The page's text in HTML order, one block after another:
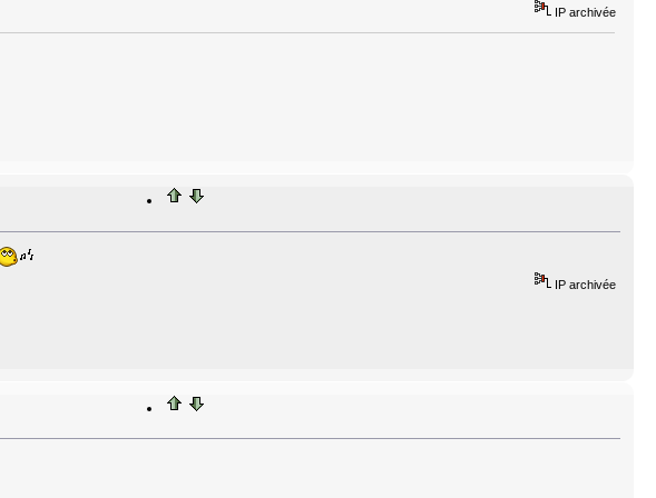
IP archivée
IP archivée